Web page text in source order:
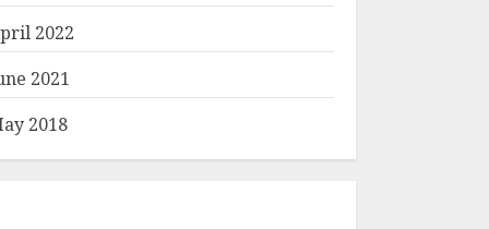
2022
2021
2018